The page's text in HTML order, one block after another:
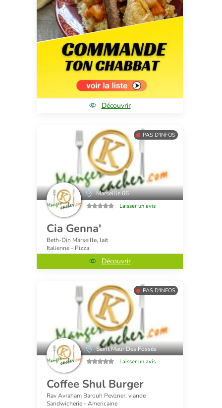
Découvrir
PAS D'INFOS
Marseille 06
Laisser un avis
Cia Genna'
Beth-Din Marseille, lait
Italienne - Pizza
Découvrir
PAS D'INFOS
Saint Maur Des Fossés
Laisser un avis
Coffee Shul Burger
Rav Avraham Barouh Pevzner, viande
Sandwicherie - Americaine